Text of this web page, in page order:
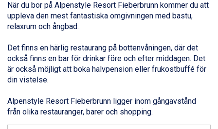
Sölden från 12.995 kr.
Champoluc från 5.945 kr.
Sestriere från 6.945 kr.
Fieberbrunn från 9.645 kr.
Ischgl från 11.295 kr.
Val Thorens från 8.395 kr.
St. Anton från 11.245 kr.
Canazei från 7.195 kr.
Livigno från 5.595 kr.
Ponte di Legno från 7.395 kr.
När du bor på Alpenstyle Resort Fieberbrunn kommer du att
uppleva den mest fantastiska omgivningen med bastu,
relaxrum och ångbad.
Det finns en härlig restaurang på bottenvåningen, där det
också finns en bar för drinkar före och efter middagen. Det
är också möjligt att boka halvpension eller frukostbuffé för
din vistelse.
Alpenstyle Resort Fieberbrunn ligger inom gångavstånd
från olika restauranger, barer och shopping.